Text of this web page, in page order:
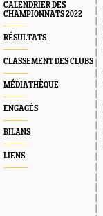
CALENDRIER DES
CHAMPIONNATS 2022
RÉSULTATS
CLASSEMENT DES CLUBS
MÉDIATHÈQUE
ENGAGÉS
BILANS
LIENS